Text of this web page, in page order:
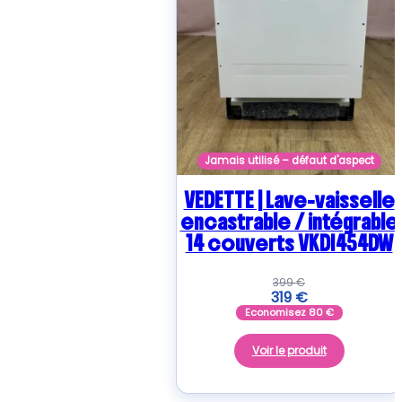
Jamais utilisé – défaut d'aspect
VEDETTE | Lave-vaisselle
encastrable / intégrable
14 couverts VKDI454DW
399€
319 €
Economisez 80€
Voir le produit